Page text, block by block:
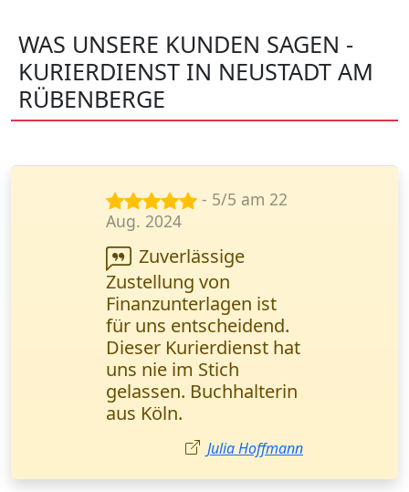
WAS UNSERE KUNDEN SAGEN -
KURIERDIENST IN NEUSTADT AM
RÜBENBERGE
- 5/5 am 14
Nov. 2024
Wir arbeiten
regelmäßig mit diesem
Kurierdienst
zusammen. Schnelle
Lieferung und
transparente
Sendungsverfolgung -
genau das, was wir
brauchen. Herr Weber,
Logistikmanager
(München).